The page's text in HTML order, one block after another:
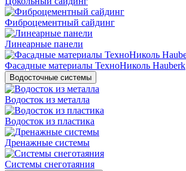
Фиброцементный сайдинг
Линеарные панели
Фасадные материалы ТехноНиколь Hauberk
Водосточные системы
Водосток из металла
Водосток из пластика
Дренажные системы
Системы снеготаяния